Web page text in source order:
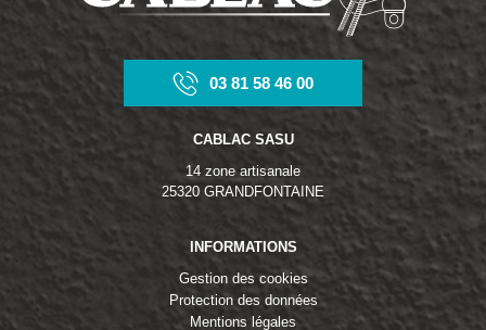
03 81 58 46 00
CABLAC SASU
14 zone artisanale
25320 GRANDFONTAINE
INFORMATIONS
Gestion des cookies
Protection des données
Mentions légales